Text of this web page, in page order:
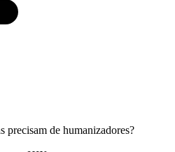
precisam de humanizadores?